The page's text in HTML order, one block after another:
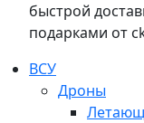
быстрой
подарками от
ВСУ
Дроны